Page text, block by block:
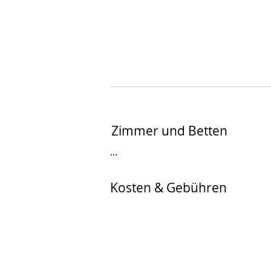
Zimmer und Betten
...
Kosten & Gebühren